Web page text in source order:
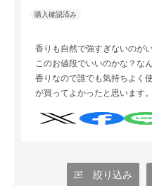
香りも自然で強すぎないのが
このお値段でいいのかな？な
香りなので誰でも気持ちよく
が買ってよかったと思います。
絞り込み